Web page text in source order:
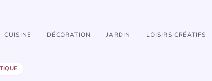
CUISINE DÉCORATION JARDIN LOISIRS CRÉATIFS